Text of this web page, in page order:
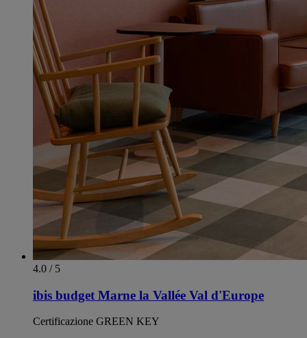
4.0 / 5
ibis budget Marne la Vallée Val d'Europe
Certificazione GREEN KEY